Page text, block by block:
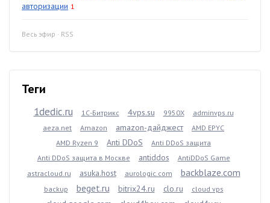
авторизации 1
Весь эфир · RSS
Теги
1dedic.ru 1С-Битрикс 4vps.su 9950X
adminvps.ru
aeza.net
Amazon amazon-дайджест
AMD EPYC
AMD Ryzen 9
Anti DDoS
Anti DDoS защита
Anti DDoS защита в Москве
antiddos
AntiDDoS Game
astracloud.ru
asuka.host aurologic.com backblaze.com
backup beget.ru bitrix24.ru clo.ru cloud vps